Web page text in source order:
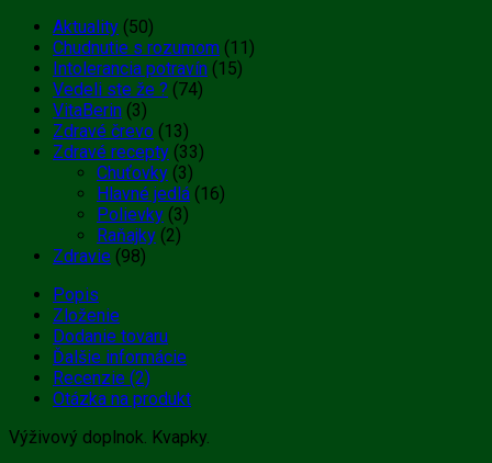
Aktuality (50)
Chudnutie s rozumom (11)
Intolerancia potravín (15)
Vedeli ste že ? (74)
VitaBerin (3)
Zdravé črevo (13)
Zdravé recepty (33)
Chuťovky (3)
Hlavné jedlá (16)
Polievky (3)
Raňajky (2)
Zdravie (98)
Popis
Zloženie
Dodanie tovaru
Ďalšie informácie
Recenzie (2)
Otázka na produkt
Výživový doplnok. Kvapky.